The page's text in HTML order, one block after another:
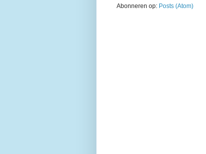
Abonneren op: Posts (Atom)